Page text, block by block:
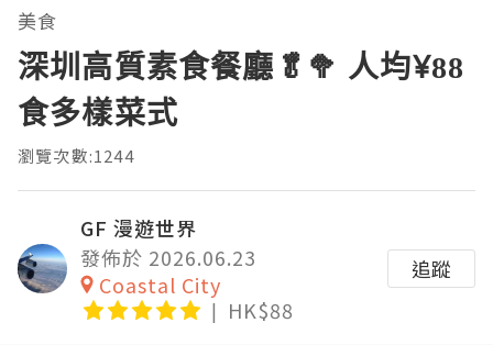
美食
深圳高質素食餐廳🥬🥦 人均¥88
食多樣菜式
瀏覽次數:1244
GF 漫遊世界
發佈於 2026.06.23
Coastal City
HK$88
追蹤